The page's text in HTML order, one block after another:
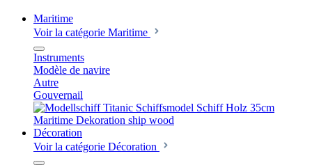
Maritime
Voir la catégorie Maritime
Instruments
Modèle de navire
Autre
Gouvernail
Décoration
Voir la catégorie Décoration